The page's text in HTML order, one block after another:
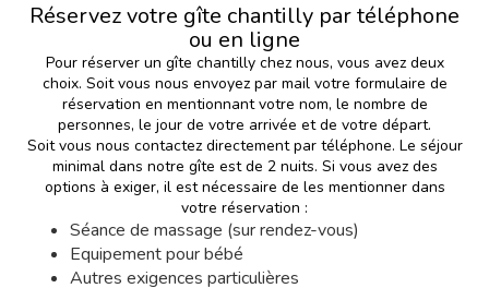
Réservez votre gîte chantilly par téléphone
ou en ligne
Pour réserver un gîte chantilly chez nous, vous avez deux
choix. Soit vous nous envoyez par mail votre formulaire de
réservation en mentionnant votre nom, le nombre de
personnes, le jour de votre arrivée et de votre départ.
Soit vous nous contactez directement par téléphone. Le séjour
minimal dans notre gîte est de 2 nuits. Si vous avez des
options à exiger, il est nécessaire de les mentionner dans
votre réservation :
Séance de massage (sur rendez-vous)
Equipement pour bébé
Autres exigences particulières